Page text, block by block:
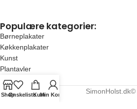
Populære kategorier:
Børneplakater
Køkkenplakater
Kunst
Plantavler
Bestsellers
SimonHolst.dk©
ShopØnskelisteKurvMin Konto